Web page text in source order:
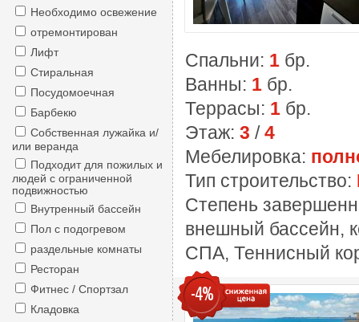
Необходимо освежение
отремонтирован
Лифт
Стиральная
Посудомоечная
Барбекю
Собственная лужайка и/
или веранда
Подходит для пожилых и
людей с ограниченной
подвижностью
Внутренный бассейн
Пол с подогревом
раздельные комнаты
Ресторан
Фитнес / Спортзал
Кладовка
Спальни: 1 бр.
Ванны: 1 бр.
Террасы: 1 бр.
Этаж: 3 /4
Мебелировка:
Тип строительство:
Степень
внешный бассейн,
СПА, Теннисный
-4%